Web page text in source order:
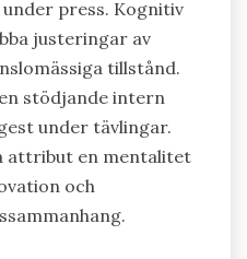
av
erbjuder
sällsynta attribut
och